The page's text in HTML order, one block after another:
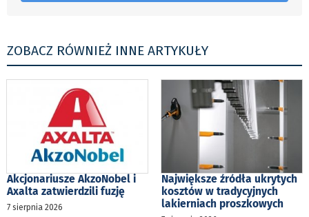
ZOBACZ RÓWNIEŻ INNE ARTYKUŁY
Akcjonariusze AkzoNobel i
Axalta zatwierdzili fuzję
7 sierpnia 2026
Największe źródła ukrytych
kosztów w tradycyjnych
lakierniach proszkowych